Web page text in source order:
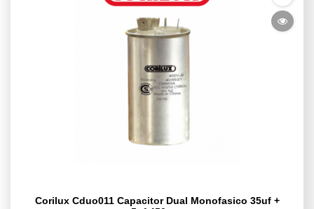
Corilux Cduo011 Capacitor Dual Monofasico 35uf +